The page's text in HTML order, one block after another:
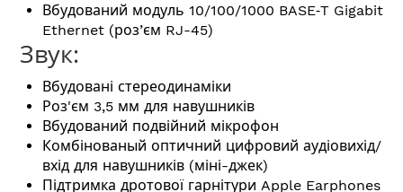
Вбудований модуль 10/100/1000 BASE‑T Gigabit
Ethernet (роз’єм RJ-45)
Звук:
Вбудовані стереодинаміки
Роз'єм 3,5 мм для навушників
Вбудований подвійний мікрофон
Комбінованый оптичний цифровий аудіовихід/
вхід для навушників (міні-джек)
Підтримка дротової гарнітури Apple Earphones